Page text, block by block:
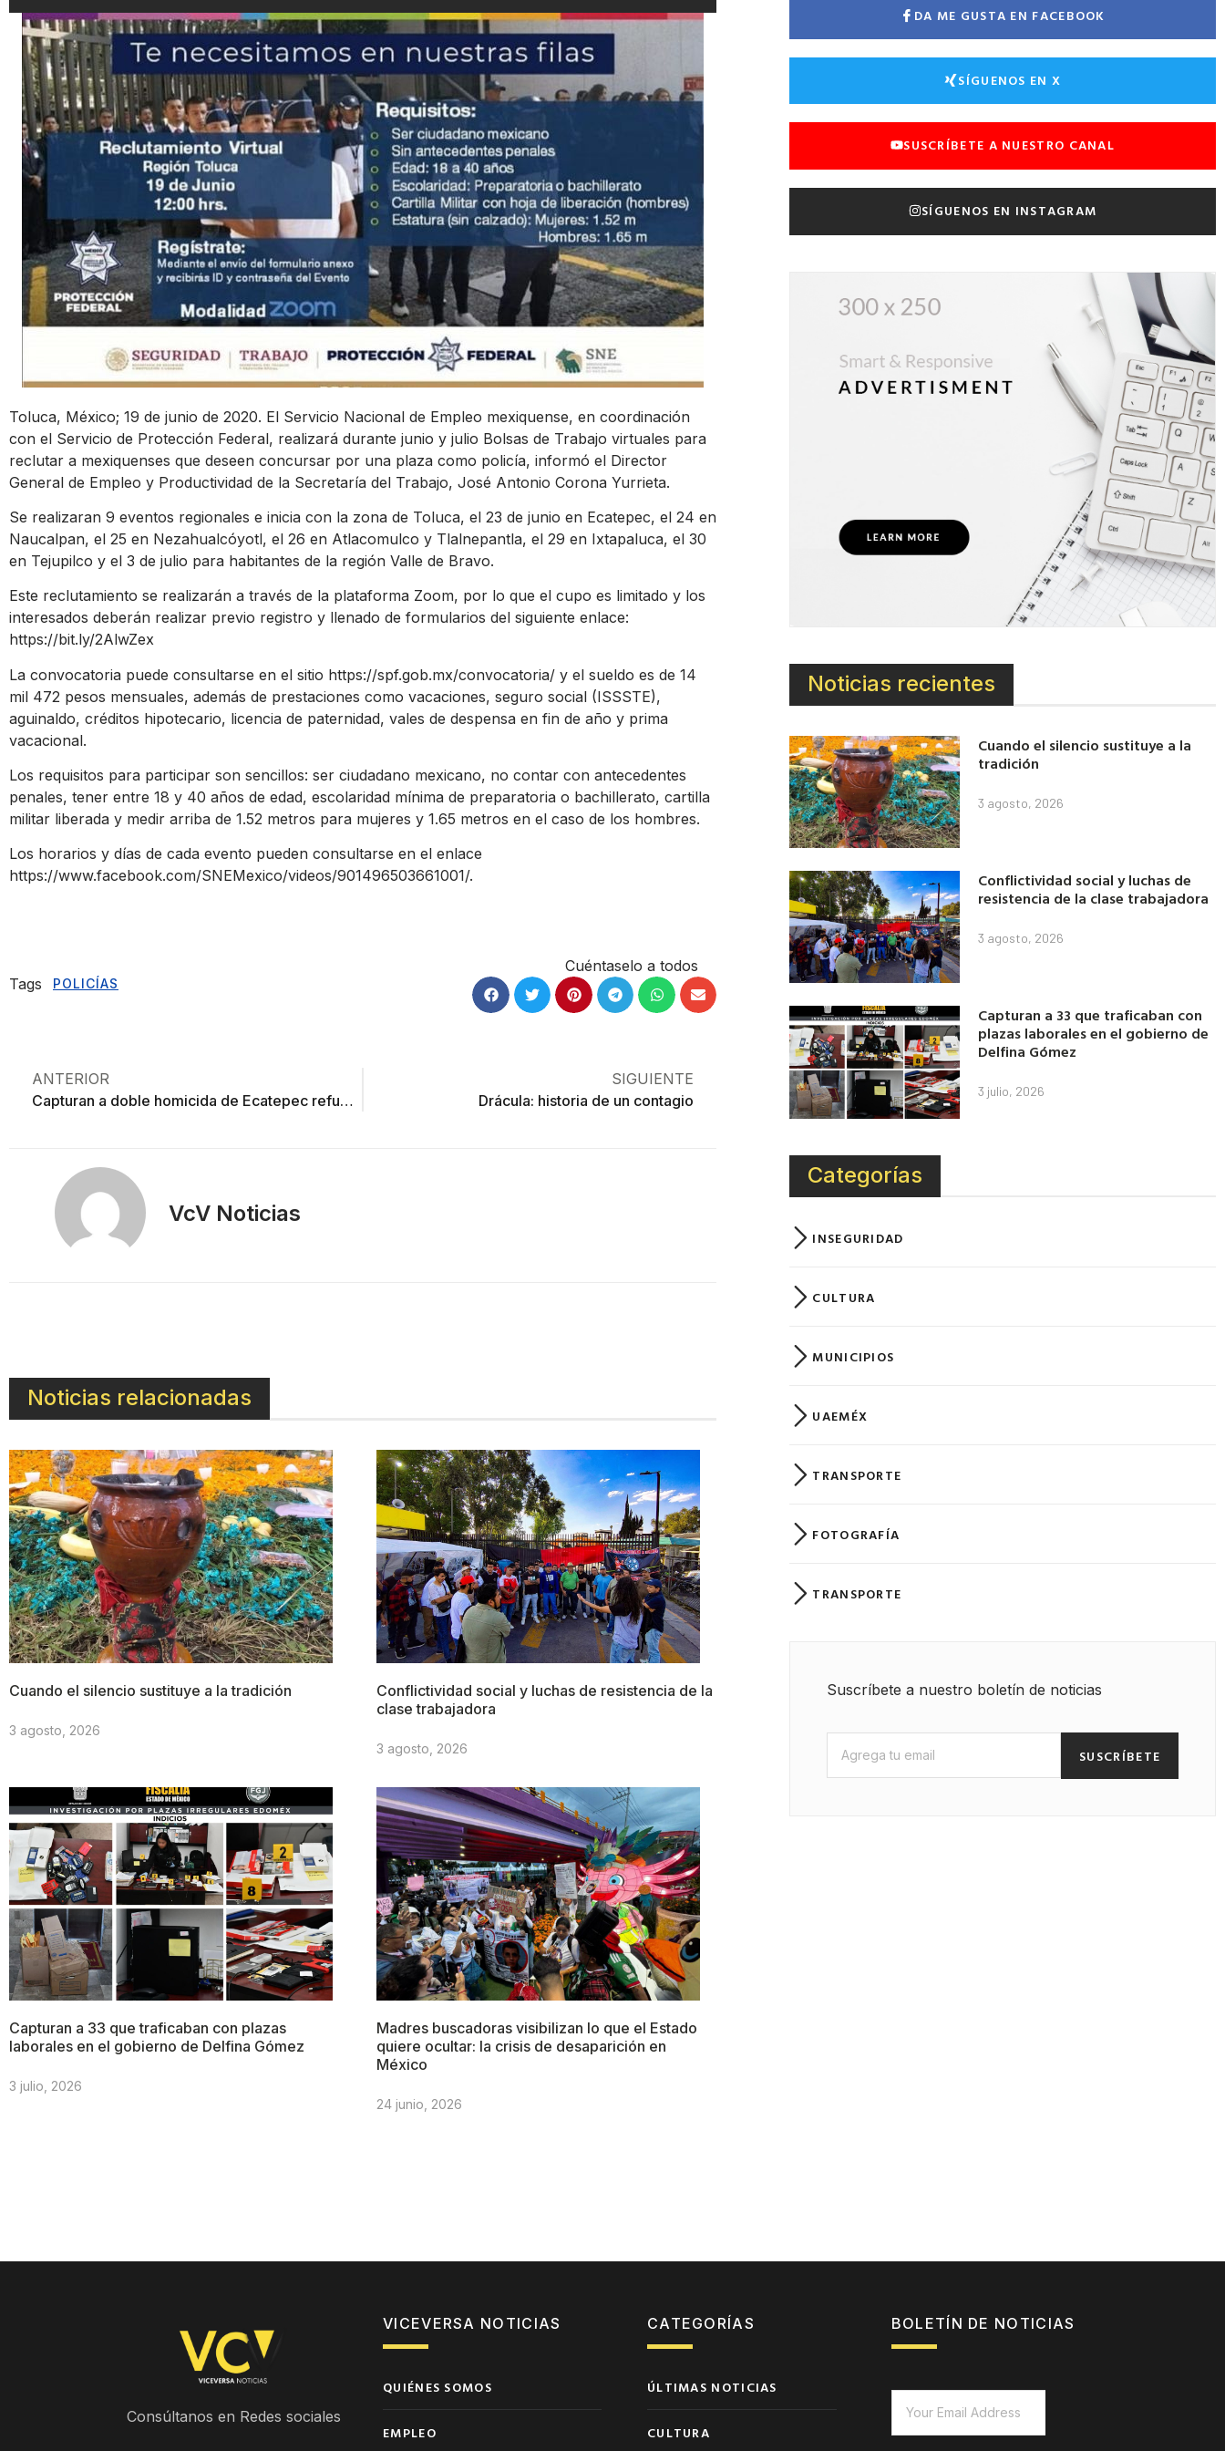
Toluca, México; 19 de junio de 2020. El Servicio Nacional de Empleo mexiquense, en coordinación
con el Servicio de Protección Federal, realizará durante junio y julio Bolsas de Trabajo virtuales para
reclutar a mexiquenses que deseen concursar por una plaza como policía, informó el Director
General de Empleo y Productividad de la Secretaría del Trabajo, José Antonio Corona Yurrieta.
Se realizaran 9 eventos regionales e inicia con la zona de Toluca, el 23 de junio en Ecatepec, el 24 en
Naucalpan, el 25 en Nezahualcóyotl, el 26 en Atlacomulco y Tlalnepantla, el 29 en Ixtapaluca, el 30
en Tejupilco y el 3 de julio para habitantes de la región Valle de Bravo.
Este reclutamiento se realizarán a través de la plataforma Zoom, por lo que el cupo es limitado y los
interesados deberán realizar previo registro y llenado de formularios del siguiente enlace:
https://bit.ly/2AlwZex
La convocatoria puede consultarse en el sitio https://spf.gob.mx/convocatoria/ y el sueldo es de 14
mil 472 pesos mensuales, además de prestaciones como vacaciones, seguro social (ISSSTE),
aguinaldo, créditos hipotecario, licencia de paternidad, vales de despensa en fin de año y prima
vacacional.
Los requisitos para participar son sencillos: ser ciudadano mexicano, no contar con antecedentes
penales, tener entre 18 y 40 años de edad, escolaridad mínima de preparatoria o bachillerato, cartilla
militar liberada y medir arriba de 1.52 metros para mujeres y 1.65 metros en el caso de los hombres.
Los horarios y días de cada evento pueden consultarse en el enlace
https://www.facebook.com/SNEMexico/videos/901496503661001/.
Tags POLICÍAS
Cuéntaselo a todos
ANTERIOR
Capturan a doble homicida de Ecatepec refugiado en Zacatecas
SIGUIENTE
Drácula: historia de un contagio
VcV Noticias
Noticias relacionadas
Cuando el silencio sustituye a la tradición
3 agosto, 2026
Conflictividad social y luchas de resistencia de la
clase trabajadora
3 agosto, 2026
Capturan a 33 que traficaban con plazas
laborales en el gobierno de Delfina Gómez
3 julio, 2026
Madres buscadoras visibilizan lo que el Estado
quiere ocultar: la crisis de desaparición en
México
24 junio, 2026
DA ME GUSTA EN FACEBOOK
SÍGUENOS EN X
SUSCRÍBETE A NUESTRO CANAL
SÍGUENOS EN INSTAGRAM
Noticias recientes
Cuando el silencio sustituye a la
tradición
3 agosto, 2026
Conflictividad social y luchas de
resistencia de la clase trabajadora
3 agosto, 2026
Capturan a 33 que traficaban con
plazas laborales en el gobierno de
Delfina Gómez
3 julio, 2026
Categorías
INSEGURIDAD
CULTURA
MUNICIPIOS
UAEMÉX
TRANSPORTE
FOTOGRAFÍA
TRANSPORTE
Suscríbete a nuestro boletín de noticias
SUSCRÍBETE
Consúltanos en Redes sociales
VICEVERSA NOTICIAS
QUIÉNES SOMOS
EMPLEO
CATEGORÍAS
ÚLTIMAS NOTICIAS
CULTURA
BOLETÍN DE NOTICIAS